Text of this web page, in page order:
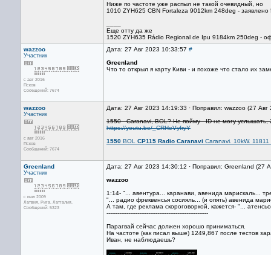
Ниже по частоте уже распыл не такой очевидный, но
1010 ZYH625 CBN Fortaleza 9012km 248deg -
Еще отту да же
1520 ZYH635 Rádio Regional de Ipu 9184km 250deg -
wazzoo
Участник
с авг 2016
Псков
Сообщений: 7674
Дата: 27 Авг 2023 10:33:57 #
Greenland
Что то открыл я карту Киви - и похоже что стало их
wazzoo
Участник
с авг 2016
Псков
Сообщений: 7674
Дата: 27 Авг 2023 14:19:33 · Поправил: wazzoo (27
1550 - Caranavi, BOL? Не пойму - ID не могу услышать,
https://youtu.be/_CRHeVyfryY
1550 BOL CP115 Radio Caranavi Caranavi. 10kW. 11811
Greenland
Участник
с июл 2009
Латвия, Рига. Латгалия.
Сообщений: 5323
Дата: 27 Авг 2023 14:30:12 · Поправил: Greenland (27
wazzoo
1:14- "... авентура... каранави, авенида марискаль...
"... радио фреквенсья сосияль... (и опять) авенида
А там, где реклама скороговоркой, кажется- "...
--------------------------------------------------------
Парагвай сейчас должен хорошо приниматься.
На частоте (как писал выше) 1249,867 после тестов
Иван, не наблюдаешь?